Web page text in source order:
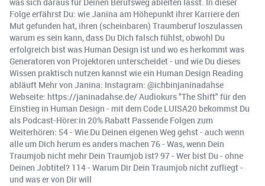
Folge erfährst Du: wie Janina am Höhepunkt ihrer Karriere den
Mut gefunden hat, ihren (scheinbaren) Traumberuf loszulassen
warum es sein kann, dass Du Dich falsch fühlst, obwohl Du
erfolgreich bist was Human Design ist und wo es herkommt was
Generatoren von Projektoren unterscheidet - und wie Du dieses
Wissen praktisch nutzen kannst wie ein Human Design Reading
abläuft Mehr von Janina: Instagram: @ichbinjaninadahse
Webseite: https://janinadahse.de/ Audiokurs "The Shift" für den
Einstieg in Human Design - mit dem Code LUISA20 bekommst Du
als Podcast-Hörer:in 20% Rabatt Passende Folgen zum
Weiterhören: 54 - Wie Du Deinen eigenen Weg gehst - auch wenn
alle um Dich herum es anders machen 76 - Was, wenn Dein
Traumjob nicht mehr Dein Traumjob ist? 97 - Wer bist Du - ohne
Deinen Jobtitel? 114 - Warum Dir Dein Traumjob nicht zufliegt -
und was er von Dir will